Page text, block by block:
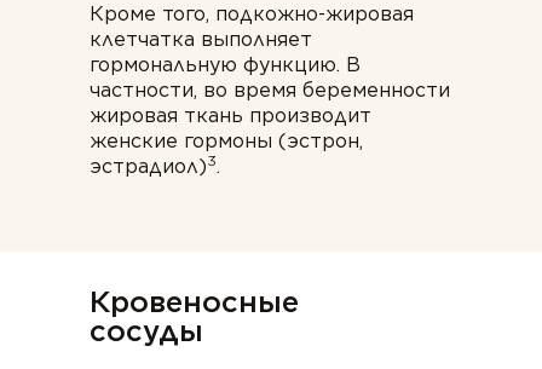
Кроме того, подкожно-жировая
клетчатка выполняет
гормональную функцию. В
частности, во время беременности
жировая ткань производит
женские гормоны (эстрон,
эстрадиол)3.
Кровеносные
сосуды